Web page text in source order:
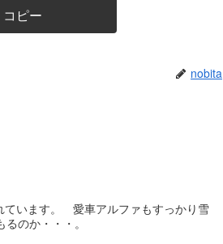
コピー
nobita
ています。 愛車アルファもすっかり雪
のか・・・。